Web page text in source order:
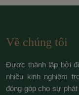
Về chúng tôi
Được thành lập bởi
nhiều kinh nghiệm
đóng góp cho sự